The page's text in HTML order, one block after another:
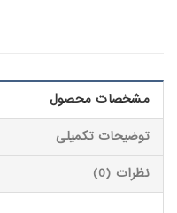
مشخصات محصول
توضیحات تکمیلی
نظرات (0)